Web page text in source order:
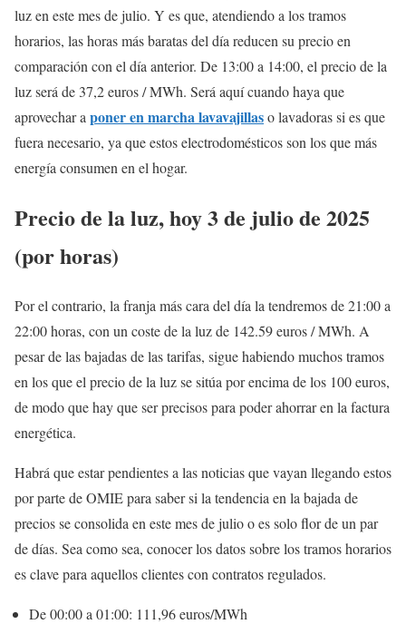
luz en este mes de julio. Y es que, atendiendo a los tramos
horarios, las horas más baratas del día reducen su precio en
comparación con el día anterior. De 13:00 a 14:00, el precio de la
luz será de 37,2 euros / MWh. Será aquí cuando haya que
aprovechar a poner en marcha lavavajillaso lavadoras si es que
fuera necesario, ya que estos electrodomésticos son los que más
energía consumen en el hogar.
Precio de la luz, hoy 3 de julio de 2025
(por horas)
Por el contrario, la franja más cara del día la tendremos de 21:00 a
22:00 horas, con un coste de la luz de 142.59 euros / MWh. A
pesar de las bajadas de las tarifas, sigue habiendo muchos tramos
en los que el precio de la luz se sitúa por encima de los 100 euros,
de modo que hay que ser precisos para poder ahorrar en la factura
energética.
Habrá que estar pendientes a las noticias que vayan llegando estos
por parte de OMIE para saber si la tendencia en la bajada de
precios se consolida en este mes de julio o es solo flor de un par
de días. Sea como sea, conocer los datos sobre los tramos horarios
es clave para aquellos clientes con contratos regulados.
De 00:00 a 01:00: 111,96 euros/MWh